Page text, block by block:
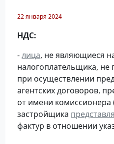
22 января 2024
НДС:
-лица, не являющиеся
налогоплательщика, не
при осуществлении
агентских договоров,
от имени комиссионера
застройщика
фактур в отношении